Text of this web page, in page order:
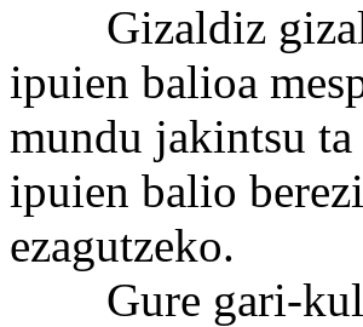
Gizaldiz
ipuien balioa
mundu jakintsu
ipuien balio
ezagutzeko.
Gure gari-